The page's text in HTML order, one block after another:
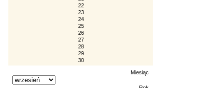
22
23
24
25
26
27
28
29
30
Miesiąc